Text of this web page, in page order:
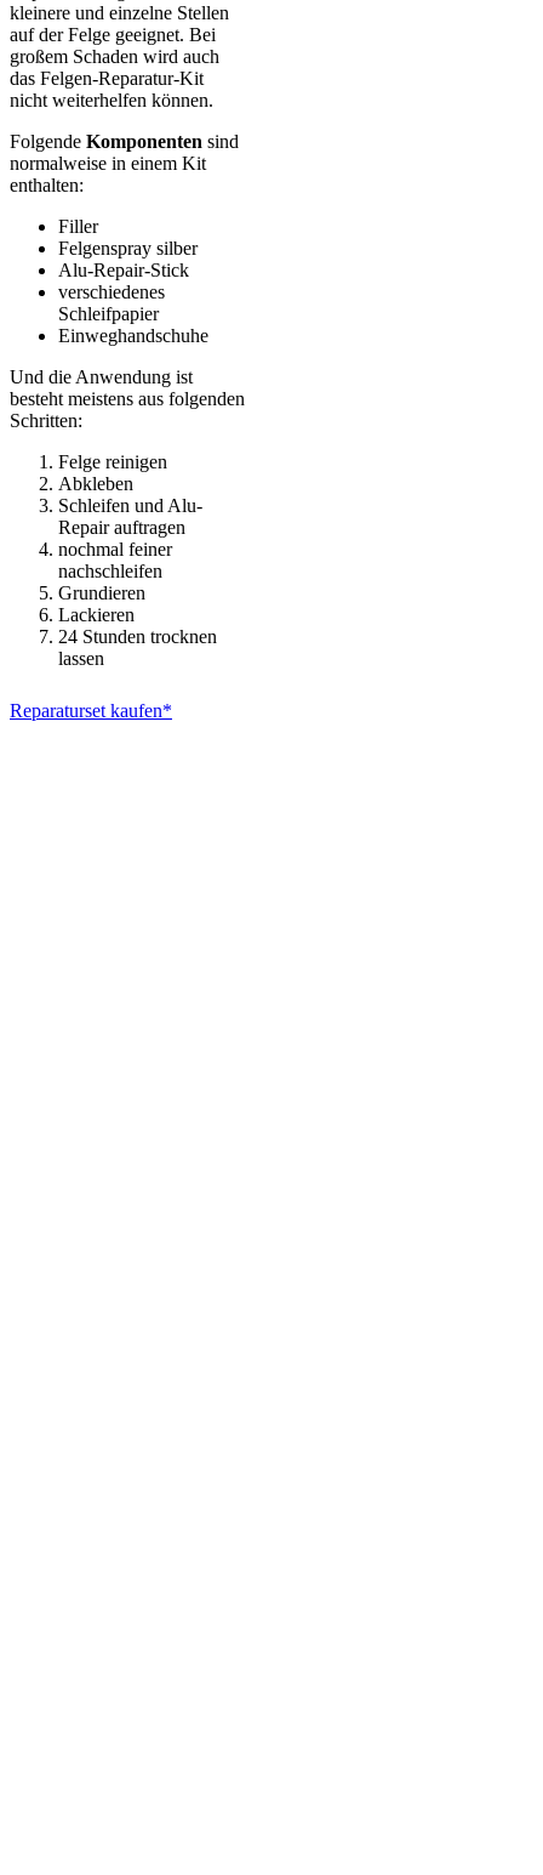
kleinere und einzelne Stellen
auf der Felge geeignet. Bei
großem Schaden wird auch
das Felgen-Reparatur-Kit
nicht weiterhelfen können.
Folgende Komponenten sind
normalweise in einem Kit
enthalten:
Filler
Felgenspray silber
Alu-Repair-Stick
verschiedenes
Schleifpapier
Einweghandschuhe
Und die Anwendung ist
besteht meistens aus folgenden
Schritten:
Felge reinigen
Abkleben
Schleifen und Alu-
Repair auftragen
nochmal feiner
nachschleifen
Grundieren
Lackieren
24 Stunden trocknen
lassen
Reparaturset kaufen*